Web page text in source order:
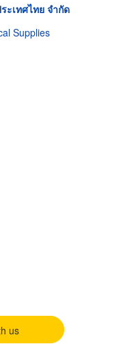
ะเทศไทย จำกัด
Supplies
us